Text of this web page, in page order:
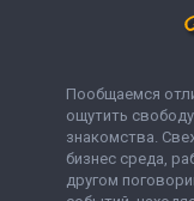
Пообщаемся
ощутить
знакомства.
бизнес среда,
другом